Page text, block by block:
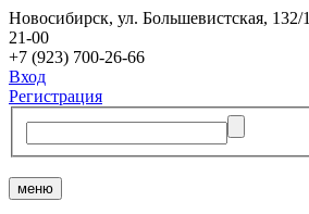
Новосибирск, ​ул. Большевистская, 132/1
21-00
+7 (923) 700-26-66
Вход
Регистрация
меню